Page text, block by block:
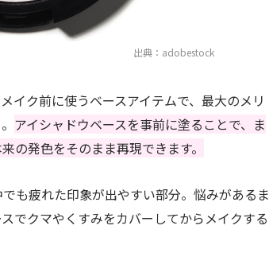
出典：adobestock
イク前に使うベースアイテムで、最大のメリ
アイシャドウベースを事前に塗ることで、ま
の発色をそのまま再現できます。
も疲れた印象が出やすい部分。悩みがあるま
でクマやくすみをカバーしてからメイクする